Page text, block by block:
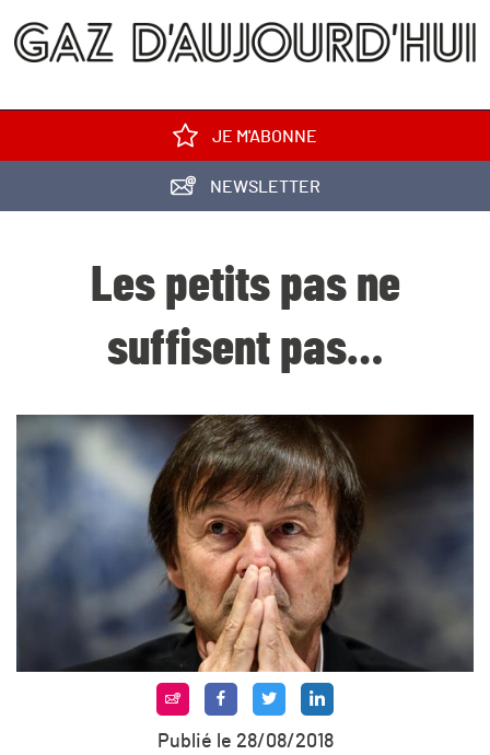
JE M'ABONNE
NEWSLETTER
Les petits pas ne
suffisent pas…
Publié le 28/08/2018